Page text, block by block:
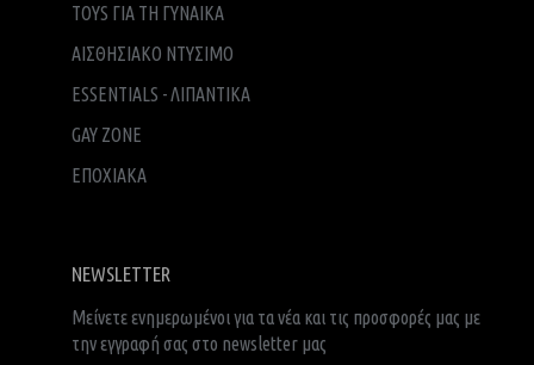
TOYS ΓΙΑ ΤH ΓΥΝΑΙΚΑ
ΑΙΣΘΗΣΙΑΚΟ ΝΤΥΣΙΜΟ
ESSENTIALS - ΛΙΠΑΝΤΙΚΑ
GAY ZONE
ΕΠΟΧΙΑΚΑ
NEWSLETTER
Μείνετε ενημερωμένοι για τα νέα και τις προσφορές μας με
την εγγραφή σας στο newsletter μας